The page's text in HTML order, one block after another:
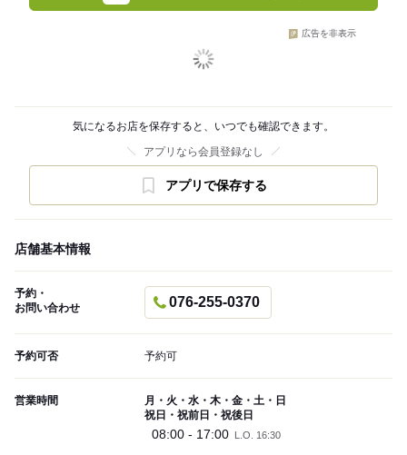
広告を非表示
気になるお店を保存すると、いつでも確認できます。
アプリなら会員登録なし
アプリで保存する
店舗基本情報
予約・
お問い合わせ
076-255-0370
予約可否 予約可
営業時間
月・火・水・木・金・土・日
祝日・祝前日・祝後日
08:00 - 17:00 L.O. 16:30